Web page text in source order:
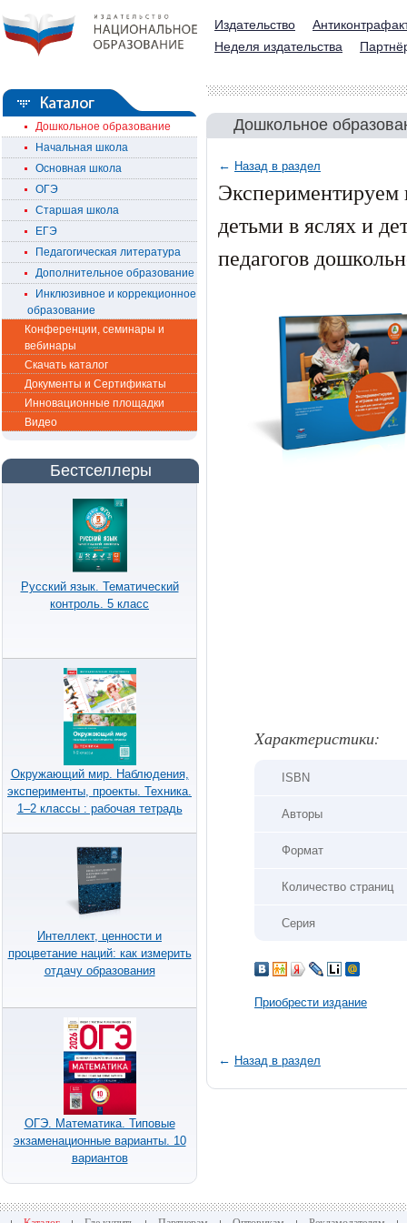
Издательство
Неделя издательства
Дошкольное образование
Начальная школа
Основная школа
ОГЭ
Старшая школа
ЕГЭ
Педагогическая литература
Дополнительное образование
Инклюзивное и коррекционное
образование
Конференции, семинары и
вебинары
Скачать каталог
Документы и Сертификаты
Инновационные площадки
Видео
Бестселлеры
Русский язык. Тематический
контроль. 5 класс
Окружающий мир. Наблюдения,
эксперименты, проекты. Техника.
1–2 классы : рабочая тетрадь
Интеллект, ценности и
процветание наций: как измерить
отдачу образования
ОГЭ. Математика. Типовые
экзаменационные варианты. 10
вариантов
Дошкольное
← Назад в раздел
Экспериментируем
детьми в яслях и
педагогов
Xарактеристики:
ISBN
Авторы
Формат
Количество страниц
Серия
Приобрести издание
← Назад в раздел